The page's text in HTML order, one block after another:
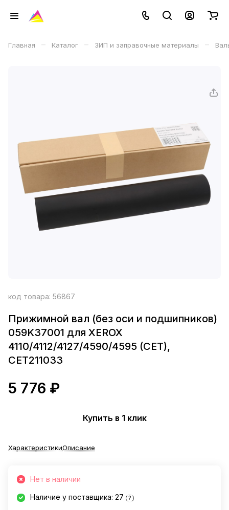
Главная – Каталог – ЗИП и заправочные материалы –
код товара: 56867
Прижимной вал (без оси и подшипников)
059K37001 для XEROX
4110/4112/4127/4590/4595 (CET),
CET211033
5 776 ₽
Купить в 1 клик
ХарактеристикиОписание
Нет в наличии
Наличие у поставщика: 27 ?